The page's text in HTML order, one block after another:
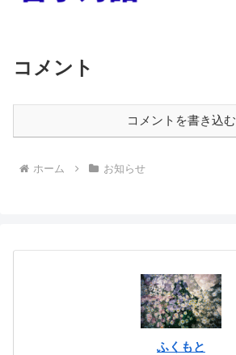
コメント
コメントを書き込む
ホーム お知らせ
ふくもと